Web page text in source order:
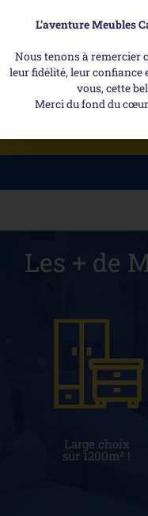
Livraison
Tous nos canapés
Découvrez-
Les + de
Large choix
sur 1200m² !
L’aventure Meubles
Nous tenons à remercier
leur fidélité, leur confiance
vous, cette
Merci du fond du